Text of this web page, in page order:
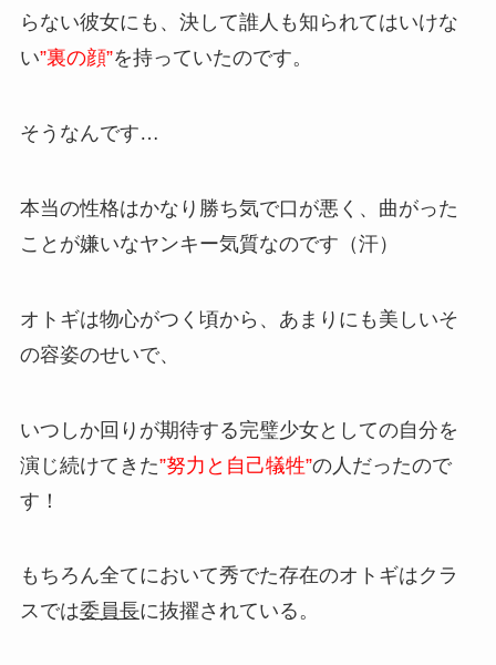
らない彼女にも、決して誰人も知られてはいけな
い”裏の顔”を持っていたのです。
そうなんです…
本当の性格はかなり勝ち気で口が悪く、曲がった
ことが嫌いなヤンキー気質なのです（汗）
オトギは物心がつく頃から、あまりにも美しいそ
の容姿のせいで、
いつしか回りが期待する完璧少女としての自分を
演じ続けてきた”努力と自己犠牲”の人だったので
す！
もちろん全てにおいて秀でた存在のオトギはクラ
スでは委員長に抜擢されている。